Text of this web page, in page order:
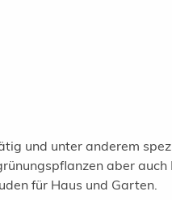
und unter anderem
aber
für Haus und Garten.